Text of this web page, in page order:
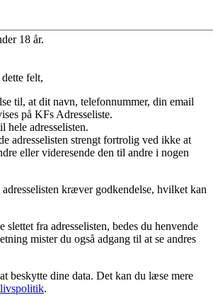
18 år.
felt,
til, at dit navn, telefonnummer, din email
på KFs Adresseliste.
hele adresselisten.
adresselisten strengt fortrolig ved ikke at
eller videresende den til andre i nogen
kræver godkendelse, hvilket kan
fra adresselisten, bedes du henvende
mister du også adgang til at se andres
beskytte dine data. Det kan du læse mere
.